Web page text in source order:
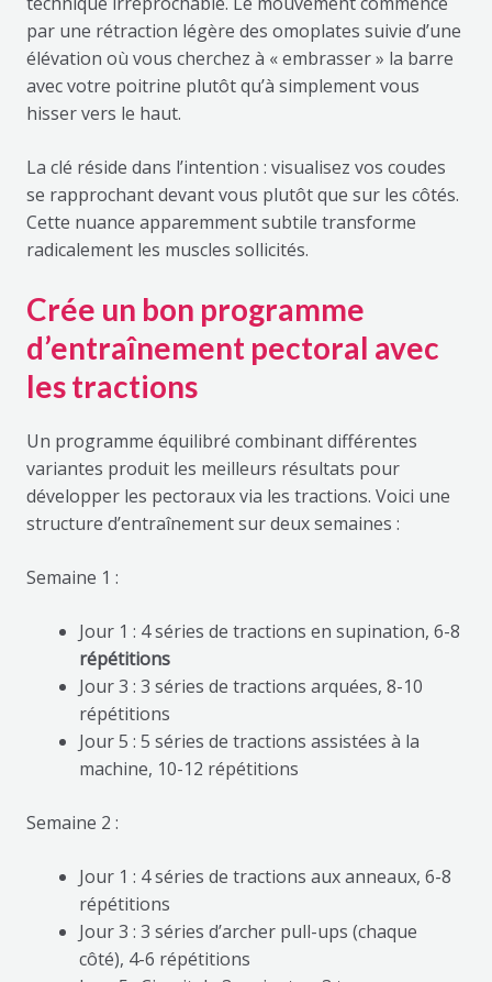
par une rétraction légère des omoplates suivie d’une
élévation où vous cherchez à « embrasser » la barre
avec votre poitrine plutôt qu’à simplement vous
hisser vers le haut.
La clé réside dans l’intention : visualisez vos coudes
se rapprochant devant vous plutôt que sur les côtés.
Cette nuance apparemment subtile transforme
radicalement les muscles sollicités.
Crée un bon programme
d’entraînement pectoral avec
les tractions
Un programme équilibré combinant différentes
variantes produit les meilleurs résultats pour
développer les pectoraux via les tractions. Voici une
structure d’entraînement sur deux semaines :
Semaine 1 :
Jour 1 : 4 séries de tractions en supination, 6-8
répétitions
Jour 3 : 3 séries de tractions arquées, 8-10
répétitions
Jour 5 : 5 séries de tractions assistées à la
machine, 10-12 répétitions
Semaine 2 :
Jour 1 : 4 séries de tractions aux anneaux, 6-8
répétitions
Jour 3 : 3 séries d’archer pull-ups (chaque
côté), 4-6 répétitions